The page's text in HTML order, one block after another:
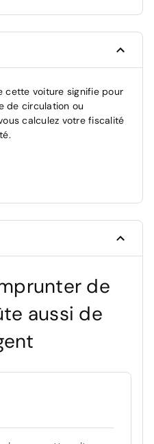
cette voiture signifie pour
de circulation ou
calculez votre fiscalité
de
aussi de